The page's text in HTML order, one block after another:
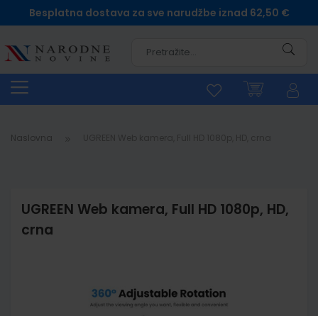
Besplatna dostava za sve narudžbe iznad 62,50 €
Naslovna
UGREEN Web kamera, Full HD 1080p, HD,
crna